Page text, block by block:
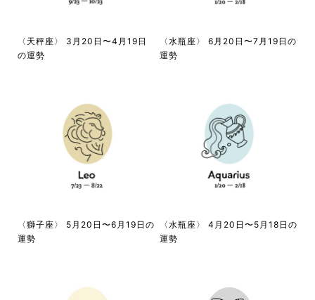
〈天秤座〉 3月20日〜4月19日
の運勢
〈水瓶座〉 6月20日〜7月19日の
運勢
〈獅子座〉 5月20日〜6月19日の
運勢
〈水瓶座〉 4月20日〜5月18日の
運勢